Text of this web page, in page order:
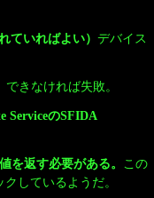
ていればよい） デバイス
きなければ失敗。
ServiceのSFIDA
を返す必要がある。 この
しているようだ。